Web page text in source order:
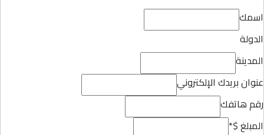
اسمك
الدولة
المدينة
عنوان بريدك الإلكتروني
رقم هاتفك
المبلغ $*